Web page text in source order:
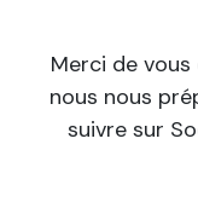
Merci de
nous nous
suivre sur